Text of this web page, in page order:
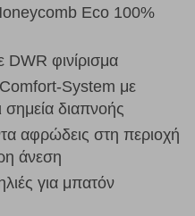
Eco 100%
φινίρισμα
System με
σημεία διαπνοής
αφρώδεις στη περιοχή
άνεση
για μπατόν